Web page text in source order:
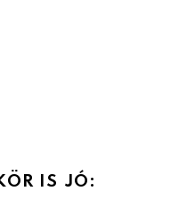
IS JÓ: